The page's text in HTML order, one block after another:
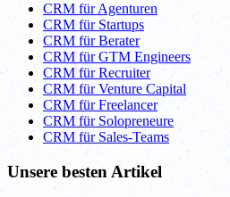
CRM für Agenturen
CRM für Startups
CRM für Berater
CRM für GTM Engineers
CRM für Recruiter
CRM für Venture Capital
CRM für Freelancer
CRM für Solopreneure
CRM für Sales-Teams
Unsere besten Artikel